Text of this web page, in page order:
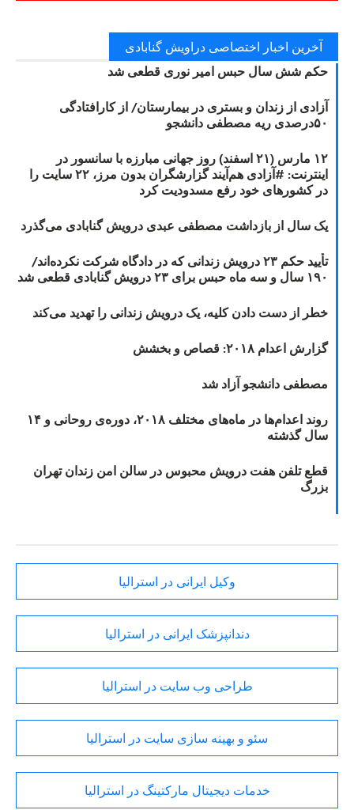
آخرین اخبار اختصاصی دراویش گنابادی
حکم شش سال حبس امیر نوری قطعی شد
آزادی از زندان و بستری در بیمارستان/ از کارافتادگی
۵۰درصدی ریه مصطفی دانشجو
۱۲ مارس (۲۱ اسفند) روز جهانی مبارزه با سانسور در
اینترنت: #آزادی هم‌آیند گزارشگران‌ بدون مرز، ۲۲ سایت را
در کشورهای خود رفع مسدودیت کرد
یک سال از بازداشت مصطفی عبدی درویش گنابادی می‌گذرد
تأیید حکم ۲۳ درویش زندانی که در دادگاه شرکت نکرده‌اند/
۱۹۰ سال و سه ماه حبس برای ۲۳ درویش گنابادی قطعی شد
خطر از دست دادن کلیه، یک درویش زندانی را تهدید می‌کند
گزارش اعدام ۲۰۱۸: قصاص و بخشش
مصطفی دانشجو آزاد شد
روند اعدام‌ها در ماه‌های مختلف ۲۰۱۸، دوره‌ی روحانی و ۱۴
سال گذشته
قطع تلفن هفت درویش محبوس در سالن امن زندان تهران
بزرگ
وکیل ایرانی در استرالیا
دندانپزشک ایرانی در استرالیا
طراحی وب سایت در استرالیا
سئو و بهینه سازی سایت در استرالیا
خدمات دیجیتال مارکتینگ در استرالیا